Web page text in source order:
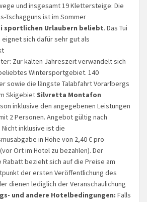
und insgesamt 19 Klettersteige: Die
Tschagguns ist im Sommer
sportlichen Urlaubern beliebt. Das Tui
eignet sich dafür sehr gut als
Zur kalten Jahreszeit verwandelt sich
Wintersportgebiet. 140
sowie die längste Talabfahrt Vorarlbergs
Skigebiet Silvretta Montafon
inklusive den angegebenen Leistungen
2 Personen. Angebot gültig nach
inklusive ist die
in Höhe von 2,40 € pro
Ort im Hotel zu bezahlen). Der
Rabatt bezieht sich auf die Preise am
der ersten Veröffentlichung des
dienen lediglich der Veranschaulichung
und andere Hotelbedingungen: Falls